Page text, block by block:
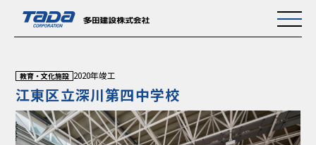
教育・文化施設 2020年竣工
江東区立深川第四中学校